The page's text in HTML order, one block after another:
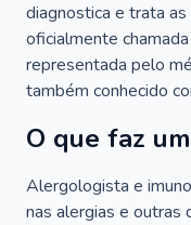
diagnostica e trata as
oficialmente
representada pelo
também conhecido
O que faz
Alergologista e
nas alergias e outras